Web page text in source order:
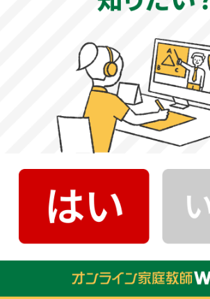
英語テスト対策ならオンライン家
オンライン家庭教師の英語テスト対策は、
校の進度や生徒の理解度に合わせてマンツ
ことが大きなメリットといえます。
また、周りの生徒の目を気にすることなく
で、自分のペースで英語のテスト対策に取
オンライン家庭教師の英語テスト
した生徒の声